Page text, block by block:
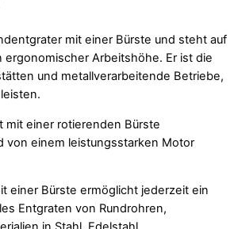
mit einer Bürste und steht auf
Arbeitshöhe. Er ist die
und metallverarbeitende Betriebe,
mit einer rotierenden Bürste
von einem leistungsstarken Motor
einer Bürste ermöglicht jederzeit ein
Entgraten von Rundrohren,